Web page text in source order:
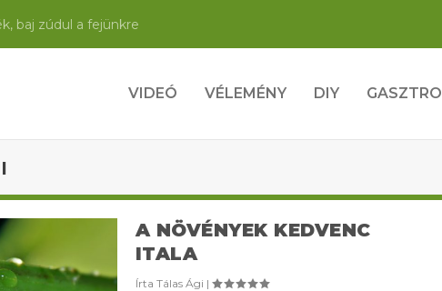
baj zúdul a fejünkre
VIDEÓ VÉLEMÉNY DIY GASZTRO
A NÖVÉNYEK KEDVENC
ITALA
Írta Tálas Ági |